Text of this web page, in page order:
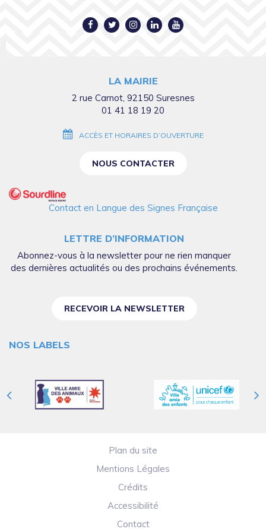
Lien
Facebook
Lien
Twitter
Lien
Instagram
Lien
Linkedin
Lien
LA MAIRIE
2 rue Carnot, 92150 Suresnes
01 41 18 19 20
ACCÈS ET HORAIRES D’OUVERTURE
NOUS CONTACTER
Contact en Langue des Signes Française
LETTRE D’INFORMATION
Abonnez-vous à la newsletter pour ne rien manquer
des dernières actualités ou des prochains événements.
RECEVOIR LA NEWSLETTER
NOS LABELS
Plan du site
Mentions Légales
Crédits
Accessibilité
Contact